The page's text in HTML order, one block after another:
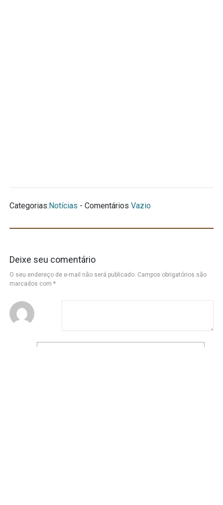
Categorias:Notícias - Comentários Vazio
Deixe seu comentário
O seu endereço de e-mail não será publicado. Campos obrigatórios são
marcados com *